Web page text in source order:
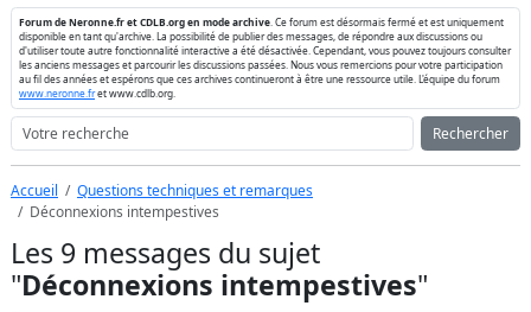
Forum de Neronne.fr et CDLB.org en mode archive . Ce forum est désormais fermé et est uniquement
disponible en tant qu'archive. La possibilité de publier des messages, de répondre aux discussions ou
d'utiliser toute autre fonctionnalité interactive a été désactivée. Cependant, vous pouvez toujours consulter
les anciens messages et parcourir les discussions passées. Nous vous remercions pour votre participation
au fil des années et espérons que ces archives continueront à être une ressource utile. L'équipe du forum
www.neronne.fret www.cdlb.org.
Rechercher
Accueil
Questions techniques et remarques
Déconnexions intempestives
Les 9 messages du sujet
"Déconnexions intempestives"